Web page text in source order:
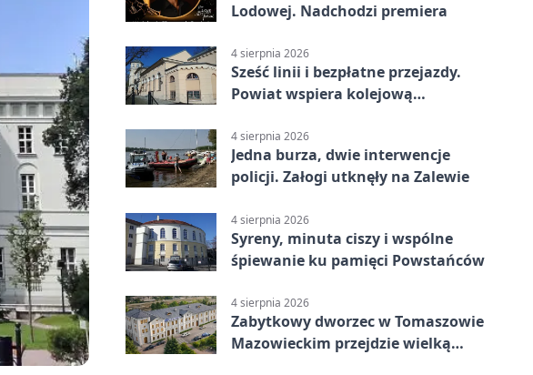
Lodowej. Nadchodzi premiera
4 sierpnia 2026
Sześć linii i bezpłatne przejazdy.
Powiat wspiera kolejową
4 sierpnia 2026
Jedna burza, dwie interwencje
policji. Załogi utknęły na Zalewie
4 sierpnia 2026
Syreny, minuta ciszy i wspólne
śpiewanie ku pamięci Powstańców
4 sierpnia 2026
Zabytkowy dworzec w Tomaszowie
Mazowieckim przejdzie wielką